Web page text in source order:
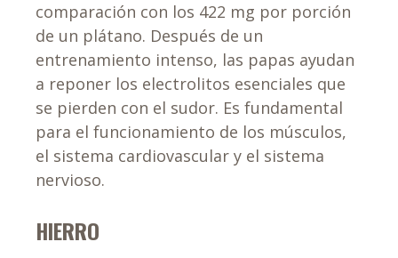
comparación con los 422 mg por porción
de un plátano. Después de un
entrenamiento intenso, las papas ayudan
a reponer los electrolitos esenciales que
se pierden con el sudor. Es fundamental
para el funcionamiento de los músculos,
el sistema cardiovascular y el sistema
nervioso.
HIERRO